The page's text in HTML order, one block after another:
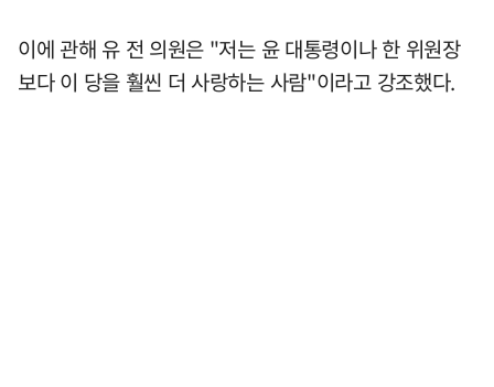
이에 관해 유 전 의원은 "저는 윤 대통령이나 한 위원장
보다 이 당을 훨씬 더 사랑하는 사람"이라고 강조했다.